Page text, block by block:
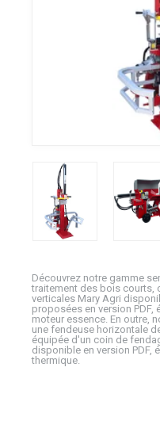
Découvrez notre gamme
traitement des bois courts,
verticales Mary Agri
proposées en version PDF,
moteur essence. En outre,
une fendeuse horizontale
équipée d'un coin de
disponible en version PDF,
thermique.